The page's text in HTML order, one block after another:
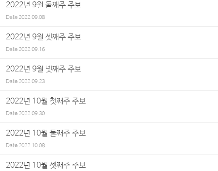
2022년 9월 둘째주 주보
Date2022.09.08
2022년 9월 셋째주 주보
Date2022.09.16
2022년 9월 넷째주 주보
Date2022.09.23
2022년 10월 첫째주 주보
Date2022.09.30
2022년 10월 둘째주 주보
Date2022.10.08
2022년 10월 셋째주 주보